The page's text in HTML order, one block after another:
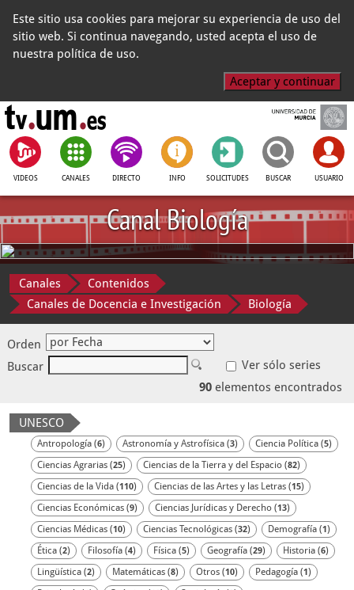
Este sitio usa cookies para mejorar su experiencia de uso del
sitio web. Si continua navegando, usted acepta el uso de
nuestra política de uso.
Aceptar y continuar
VIDEOS CANALES DIRECTO INFO SOLICITUDES BUSCAR USUARIO
Canal Biología
Canales
Contenidos
Canales de Docencia e Investigación
Biología
Orden
Buscar
Ver sólo series
90 elementos encontrados
UNESCO
Antropología (6) Astronomía y Astrofísica (3) Ciencia Política (5)
Ciencias Agrarias (25) Ciencias de la Tierra y del Espacio (82)
Ciencias de la Vida (110) Ciencias de las Artes y las Letras (15)
Ciencias Económicas (9) Ciencias Jurídicas y Derecho (13)
Ciencias Médicas (10) Ciencias Tecnológicas (32) Demografía (1)
Ética (2) Filosofía (4) Física (5) Geografía (29) Historia (6)
Lingüística (2) Matemáticas (8) Otros (10) Pedagogía (1)